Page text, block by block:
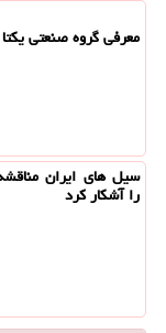
معرفی گروه صنعتی
سیل های ایران
را آشكار كرد